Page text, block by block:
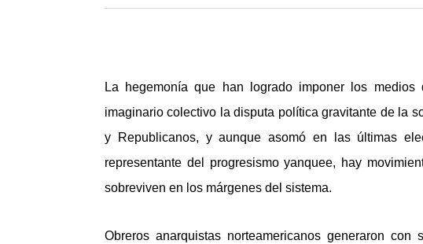
La hegemonía que han logrado imponer los medios
imaginario colectivo la disputa política gravitante de la
y Republicanos, y aunque asomó en las últimas
representante del progresismo yanquee, hay
sobreviven en los márgenes del sistema.
Obreros anarquistas norteamericanos generaron